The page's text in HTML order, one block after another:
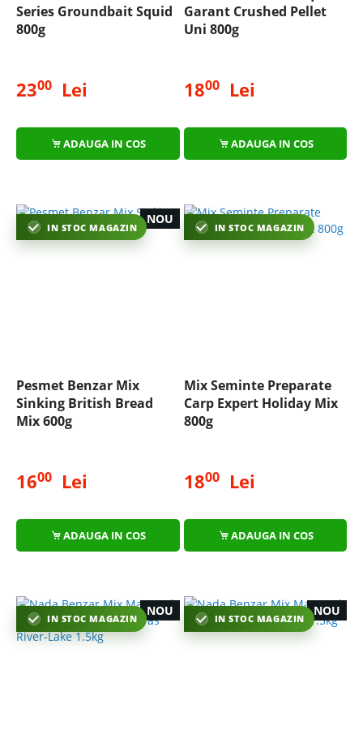
Series Groundbait Squid
800g
2300 Lei
ADAUGA IN COS
Garant Crushed Pellet
Uni 800g
1800Lei
ADAUGA IN COS
IN STOC MAGAZIN
NOU
Pesmet Benzar Mix
Sinking British Bread
Mix 600g
1600 Lei
ADAUGA IN COS
IN STOC MAGAZIN
Mix Seminte Preparate
Carp Expert Holiday Mix
800g
1800Lei
ADAUGA IN COS
IN STOC MAGAZIN
NOU
IN STOC MAGAZIN
NOU